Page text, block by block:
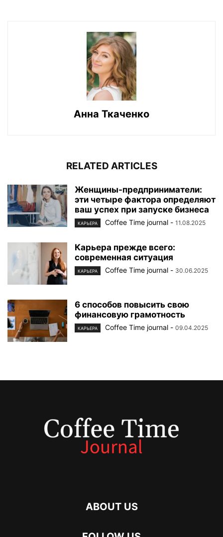
Анна Ткаченко
RELATED ARTICLES
Женщины-предприниматели:
эти четыре фактора определяют
ваш успех при запуске бизнеса
КАРЬЕРА Coffee Time journal - 11.08.2025
Карьера прежде всего:
современная ситуация
КАРЬЕРА Coffee Time journal - 30.06.2025
6 способов повысить свою
финансовую грамотность
КАРЬЕРА Coffee Time journal - 09.04.2025
ABOUT US